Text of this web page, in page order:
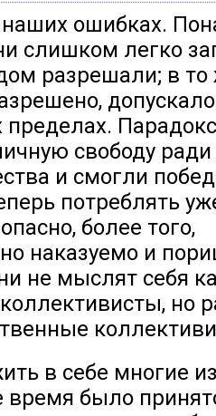
ошибках.
слишком легко
разрешали; в то
пределах.
свободу
и смогли
потреблять
более того,
наказуемо и
не мыслят себя
но
в себе многие из
время было